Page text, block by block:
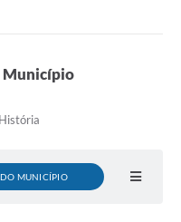
Município
MUNICÍPIO